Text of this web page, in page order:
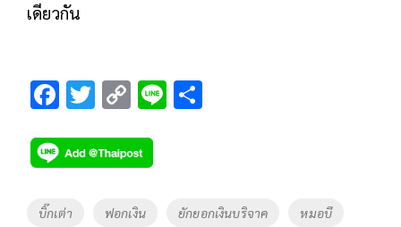
เดียวกัน
F
e
b
o
T
tt
er
C
p
y
Li
Li
Tags
บิ๊กเต่า ฟอกเงิน ยักยอกเงินบริจาค หมอบี